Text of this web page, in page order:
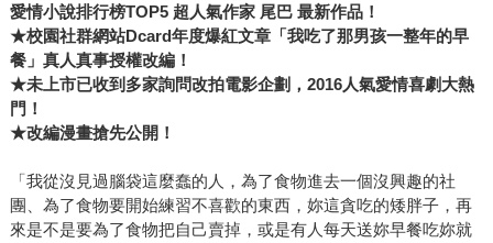
愛情小說排行榜TOP5 超人氣作家 尾巴 最新作品！
★校園社群網站Dcard年度爆紅文章「我吃了那男孩一整年的早
餐」真人真事授權改編！
★未上市已收到多家詢問改拍電影企劃， 2016人氣愛情喜劇大熱
門！
★改編漫畫搶先公開！
「我從沒見過腦袋這麼蠢的人，為了食物進去一個沒興趣的社
團、為了食物要開始練習不喜歡的東西，妳這貪吃的矮胖子，再
來是不是要為了食物把自己賣掉，或是有人每天送妳早餐吃妳就